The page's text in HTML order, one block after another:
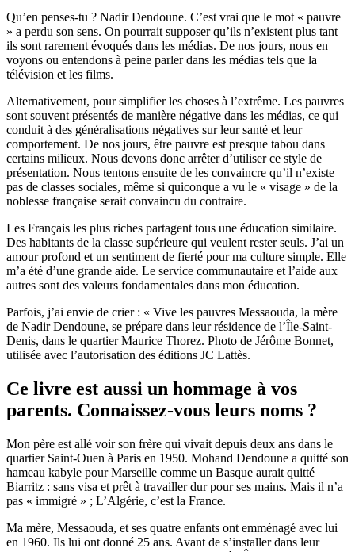
Qu’en penses-tu ? Nadir Dendoune. C’est vrai que le mot « pauvre
» a perdu son sens. On pourrait supposer qu’ils n’existent plus tant
ils sont rarement évoqués dans les médias. De nos jours, nous en
voyons ou entendons à peine parler dans les médias tels que la
télévision et les films.
Alternativement, pour simplifier les choses à l’extrême. Les pauvres
sont souvent présentés de manière négative dans les médias, ce qui
conduit à des généralisations négatives sur leur santé et leur
comportement. De nos jours, être pauvre est presque tabou dans
certains milieux. Nous devons donc arrêter d’utiliser ce style de
présentation. Nous tentons ensuite de les convaincre qu’il n’existe
pas de classes sociales, même si quiconque a vu le « visage » de la
noblesse française serait convaincu du contraire.
Les Français les plus riches partagent tous une éducation similaire.
Des habitants de la classe supérieure qui veulent rester seuls. J’ai un
amour profond et un sentiment de fierté pour ma culture simple. Elle
m’a été d’une grande aide. Le service communautaire et l’aide aux
autres sont des valeurs fondamentales dans mon éducation.
Parfois, j’ai envie de crier : « Vive les pauvres Messaouda, la mère
de Nadir Dendoune, se prépare dans leur résidence de l’Île-Saint-
Denis, dans le quartier Maurice Thorez. Photo de Jérôme Bonnet,
utilisée avec l’autorisation des éditions JC Lattès.
Ce livre est aussi un hommage à vos
parents. Connaissez-vous leurs noms ?
Mon père est allé voir son frère qui vivait depuis deux ans dans le
quartier Saint-Ouen à Paris en 1950. Mohand Dendoune a quitté son
hameau kabyle pour Marseille comme un Basque aurait quitté
Biarritz : sans visa et prêt à travailler dur pour ses mains. Mais il n’a
pas « immigré » ; L’Algérie, c’est la France.
Ma mère, Messaouda, et ses quatre enfants ont emménagé avec lui
en 1960. Ils lui ont donné 25 ans. Avant de s’installer dans leur